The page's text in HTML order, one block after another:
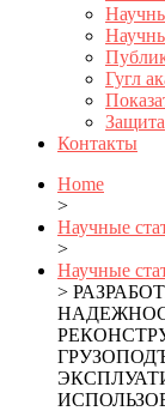
Гугл
Защита
Контакты
Home
>
Научные
>
Научные
>